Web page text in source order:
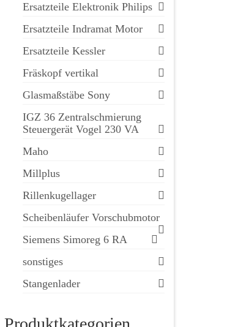
Ersatzteile Elektronik Philips
Ersatzteile Indramat Motor
Ersatzteile Kessler
Fräskopf vertikal
Glasmaßstäbe Sony
IGZ 36 Zentralschmierung
Steuergerät Vogel 230 VA
Maho
Millplus
Rillenkugellager
Scheibenläufer Vorschubmotor
Siemens Simoreg 6 RA
sonstiges
Stangenlader